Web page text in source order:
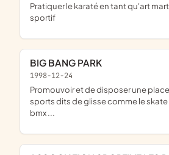
pratiquer le karaté en tant qu'art martial traditionnel et
sportif
BIG BANG PARK
1998-12-24
promouvoir et de disposer une place destinée aux
sports dits de glisse comme le skate
bmx ...